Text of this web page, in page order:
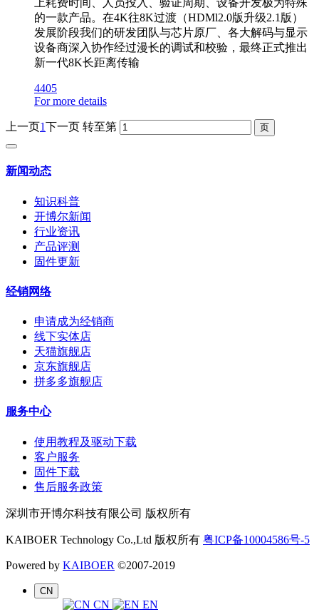
上耗费时间、人员投入、验证周期、设备开发极为特殊
的一款产品。在4K往8K过渡（HDMl2.0版升级2.1版）
发展阶段我们的研发团队与芯片原厂、各大解码与显示
设备商深入协作经过漫长的调试和校验，最终正式推出
新一代8K长距离传输
4405
For more details
上一页1下一页 转至第
新闻动态
知识科普
开博尔新闻
行业资讯
产品评测
固件更新
经销网络
申请成为经销商
线下实体店
天猫旗舰店
京东旗舰店
拼多多旗舰店
服务中心
使用教程及驱动下载
客户服务
固件下载
售后服务政策
深圳市开博尔科技有限公司 版权所有
KAIBOER Technology Co.,Ltd 版权所有 粤ICP备10004586号-5
Powered by KAIBOER ©2007-2019
CN
CN EN